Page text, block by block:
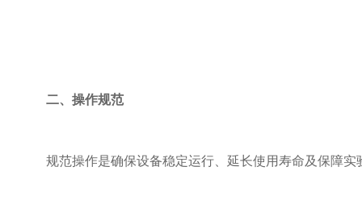
二、操作规范
规范操作是确保设备稳定运行、延长使用寿命及保障实